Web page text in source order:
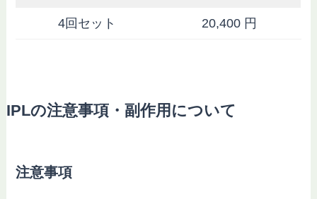
4回セット 20,400 円
IPLの注意事項・副作用について
注意事項